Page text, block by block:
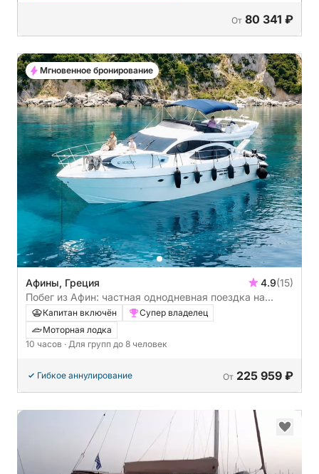
От 80 341 ₽
Афины, Греция 4.9(15)
Побег из Афин: частная однодневная поездка на
Саронические острова.
Капитан включён
Супер владелец
Моторная лодка
10 часов · Для групп до 8 человек
Гибкое аннулирование От 225 959 ₽
Мгновенное бронирование